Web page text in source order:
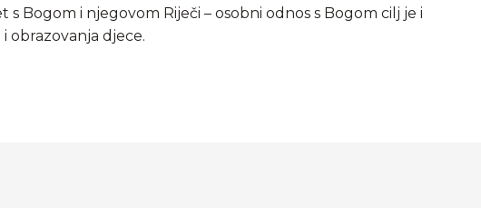
s Bogom i njegovom Riječi – osobni odnos s Bogom cilj je i
obrazovanja djece.